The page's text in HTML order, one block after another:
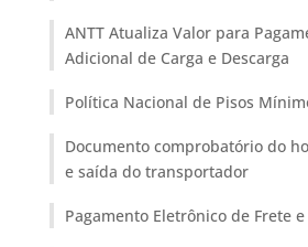
ANTT Atualiza Valor para
Adicional de Carga e Descarga
Política Nacional de Pisos
Documento comprobatório do
e saída do transportador
Pagamento Eletrônico de Frete e